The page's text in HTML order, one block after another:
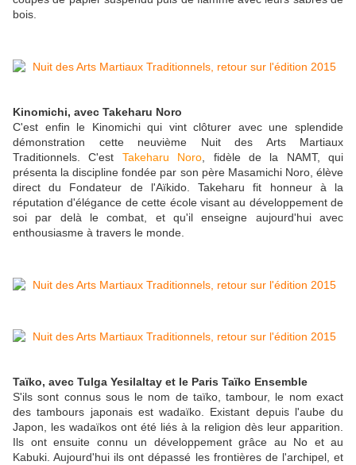
bois.
Kinomichi, avec Takeharu Noro
C'est enfin le Kinomichi qui vint clôturer avec une splendide
démonstration cette neuvième Nuit des Arts Martiaux
Traditionnels. C'est Takeharu Noro , fidèle de la NAMT, qui
présenta la discipline fondée par son père Masamichi Noro, élève
direct du Fondateur de l'Aïkido. Takeharu fit honneur à la
réputation d'élégance de cette école visant au développement de
soi par delà le combat, et qu'il enseigne aujourd'hui avec
enthousiasme à travers le monde.
Taïko, avec Tulga Yesilaltay et le Paris Taïko Ensemble
S'ils sont connus sous le nom de taïko, tambour, le nom exact
des tambours japonais est wadaïko. Existant depuis l'aube du
Japon, les wadaïkos ont été liés à la religion dès leur apparition.
Ils ont ensuite connu un développement grâce au No et au
Kabuki. Aujourd'hui ils ont dépassé les frontières de l'archipel, et